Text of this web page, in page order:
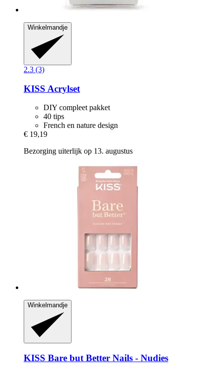
Winkelmandje
2.3 (3)
KISS Acrylset
DIY compleet pakket
40 tips
French en nature design
€ 19,19
Bezorging uiterlijk op 13. augustus
Winkelmandje
KISS Bare but Better Nails -​ Nudies